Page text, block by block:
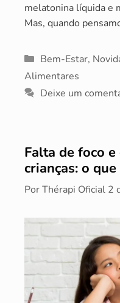
melatonina líquida e
Mas, quando
Categorias
Bem-Estar,
Alimentares
Deixe um
Falta de foco
crianças: o que
PorThérapi Oficial 2